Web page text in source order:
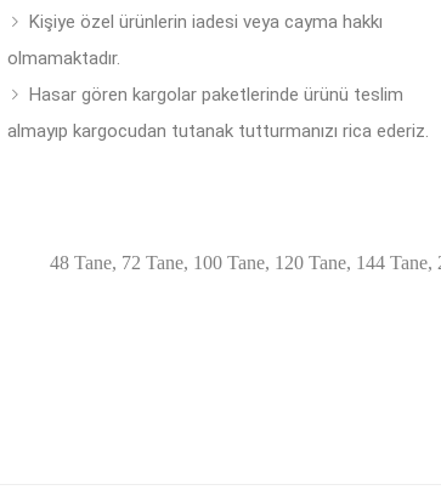
Kişiye özel ürünlerin iadesi veya cayma hakkı
olmamaktadır.
Hasar gören kargolar paketlerinde ürünü teslim
almayıp kargocudan tutanak tutturmanızı rica ederiz.
48 Tane, 72 Tane, 100 Tane, 120 Tane, 144 Tane,